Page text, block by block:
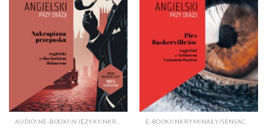
listy
życzeń
listy
życzeń